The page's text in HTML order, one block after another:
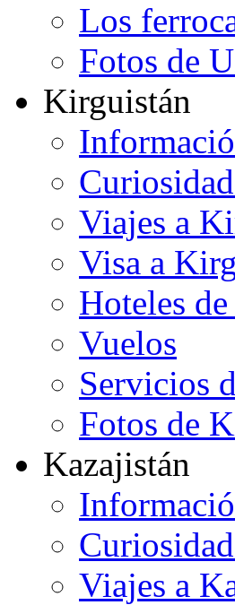
Los
Fotos de
Kirguistán
Viajes a
Visa a
Hoteles
Vuelos
Servicios
Fotos de
Kazajistán
Viajes a